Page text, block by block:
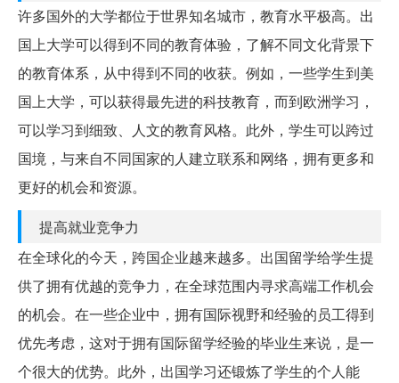
许多国外的大学都位于世界知名城市，教育水平极高。出
国上大学可以得到不同的教育体验，了解不同文化背景下
的教育体系，从中得到不同的收获。例如，一些学生到美
国上大学，可以获得最先进的科技教育，而到欧洲学习，
可以学习到细致、人文的教育风格。此外，学生可以跨过
国境，与来自不同国家的人建立联系和网络，拥有更多和
更好的机会和资源。
提高就业竞争力
在全球化的今天，跨国企业越来越多。出国留学给学生提
供了拥有优越的竞争力，在全球范围内寻求高端工作机会
的机会。在一些企业中，拥有国际视野和经验的员工得到
优先考虑，这对于拥有国际留学经验的毕业生来说，是一
个很大的优势。此外，出国学习还锻炼了学生的个人能